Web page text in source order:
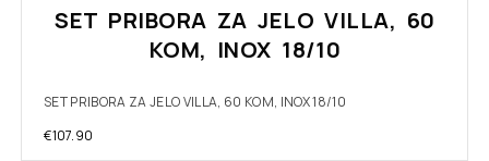
SET PRIBORA ZA JELO VILLA, 60
KOM, INOX 18/10
SET PRIBORA ZA JELO VILLA, 60 KOM, INOX 18/10
€107.90